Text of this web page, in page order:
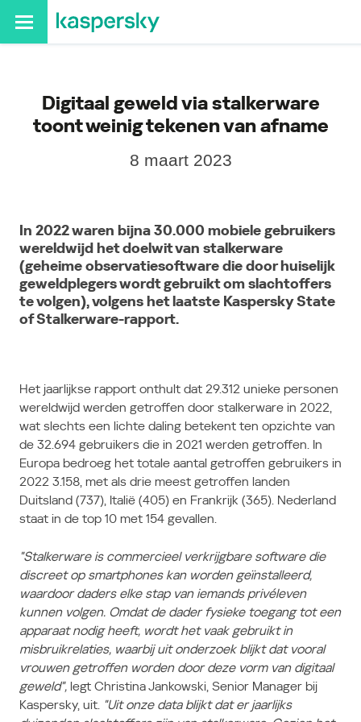
Digitaal geweld via stalkerware
toont weinig tekenen van afname
8 maart 2023
In 2022 waren bijna 30.000 mobiele gebruikers
wereldwijd het doelwit van stalkerware
(geheime observatiesoftware die door huiselijk
geweldplegers wordt gebruikt om slachtoffers
te volgen), volgens het laatste Kaspersky State
of Stalkerware-rapport.
Het jaarlijkse rapport onthult dat 29.312 unieke personen
wereldwijd werden getroffen door stalkerware in 2022,
wat slechts een lichte daling betekent ten opzichte van
de 32.694 gebruikers die in 2021 werden getroffen. In
Europa bedroeg het totale aantal getroffen gebruikers in
2022 3.158, met als drie meest getroffen landen
Duitsland (737), Italië (405) en Frankrijk (365). Nederland
staat in de top 10 met 154 gevallen.
"Stalkerware is commercieel verkrijgbare software die
discreet op smartphones kan worden geïnstalleerd,
waardoor daders elke stap van iemands privéleven
kunnen volgen. Omdat de dader fysieke toegang tot een
apparaat nodig heeft, wordt het vaak gebruikt in
misbruikrelaties, waarbij uit onderzoek blijkt dat vooral
vrouwen getroffen worden door deze vorm van digitaal
geweld", legt Christina Jankowski, Senior Manager bij
Kaspersky, uit. "Uit onze data blijkt dat er jaarlijks